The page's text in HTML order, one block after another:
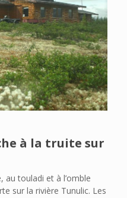
à la truite sur
au touladi et à l’omble
sur la rivière Tunulic. Les